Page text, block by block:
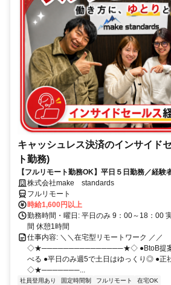
キャッシュレス決済のインサイド
ト勤務)
【フルリモート勤務OK】平日５日勤務／経
スキルアップ
株式会社make standards
フルリモート
時給1,600円以上
勤務時間・曜日: 平日のみ 9：00～18：00
間 休憩1時間
仕事内容: ＼＼在宅型リモートワーク ／／
◇★───────────────★◇ ●BtoB提案
べる ●平日のみ週5で土日はゆっくり◎ ●正
◇★───────...
社員登用あり 固定時間制 フルリモート 在宅OK